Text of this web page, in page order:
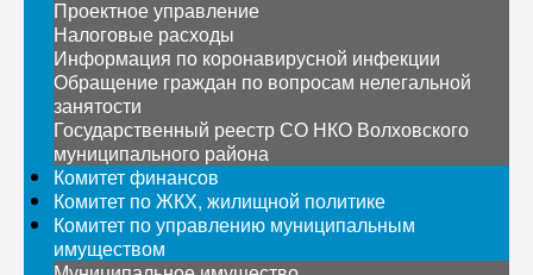
Проектное управление
Налоговые расходы
Информация по коронавирусной инфекции
Обращение граждан по вопросам нелегальной
занятости
Государственный реестр СО НКО Волховского
муниципального района
Комитет финансов
Комитет по ЖКХ, жилищной политике
Комитет по управлению муниципальным
имуществом